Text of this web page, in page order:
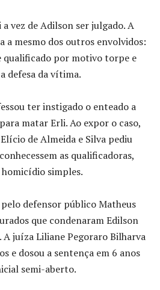
vez de Adilson ser julgado. A
a mesmo dos outros envolvidos:
por motivo torpe e
defesa da vítima.
ter instigado o enteado a
matar Erli. Ao expor o caso,
de Almeida e Silva pediu
as qualificadoras,
simples.
defensor público Matheus
que condenaram Edilson
juíza Liliane Pegoraro Bilharva
e dosou a sentença em 6 anos
semi-aberto.